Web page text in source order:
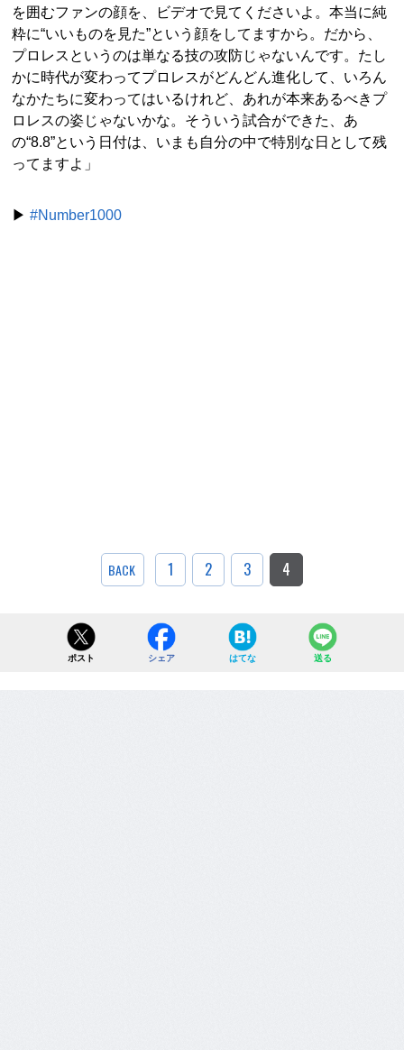
を囲むファンの顔を、ビデオで見てくださいよ。本当に純
粋に“いいものを見た”という顔をしてますから。だから、
プロレスというのは単なる技の攻防じゃないんです。たし
かに時代が変わってプロレスがどんどん進化して、いろん
なかたちに変わってはいるけれど、あれが本来あるべきプ
ロレスの姿じゃないかな。そういう試合ができた、あ
の“8.8”という日付は、いまも自分の中で特別な日として残
ってますよ」
▶ #Number1000
BACK 1 2 3 4
ポスト シェア はてな 送る